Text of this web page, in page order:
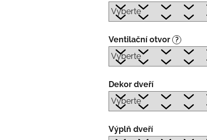
Ventilační otvor ?
Dekor dveří
Výplň dveří